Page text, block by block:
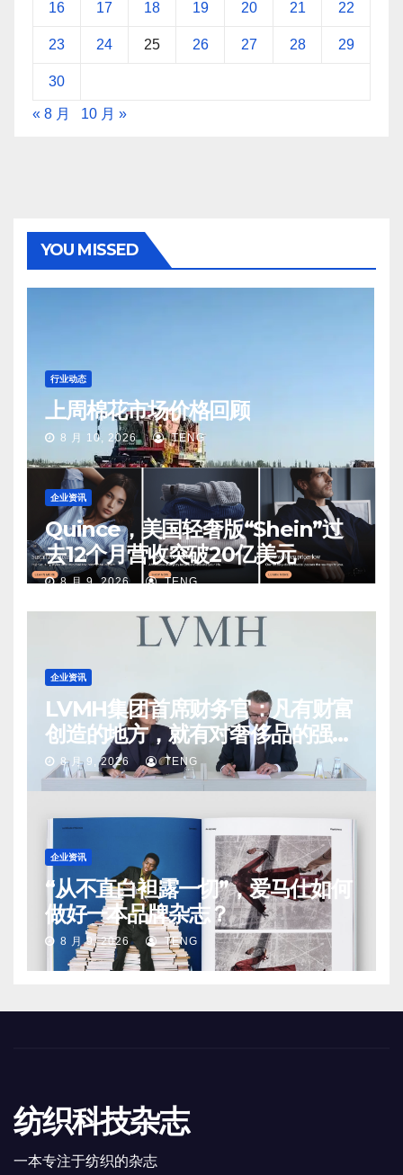
16 17 18 19 20 21 22
23 24 25 26 27 28 29
30
« 8 月 10 月 »
YOU MISSED
行业动态
上周棉花市场价格回顾
8 月 10, 2026 TENG
企业资讯
Quince，美国轻奢版“Shein”过
去12个月营收突破20亿美元
8 月 9, 2026 TENG
企业资讯
LVMH集团首席财务官：凡有财富
创造的地方，就有对奢侈品的强烈
需求
8 月 9, 2026 TENG
企业资讯
“从不直白袒露一切”，爱马仕如何
做好一本品牌杂志？
8 月 9, 2026 TENG
纺织科技杂志
一本专注于纺织的杂志